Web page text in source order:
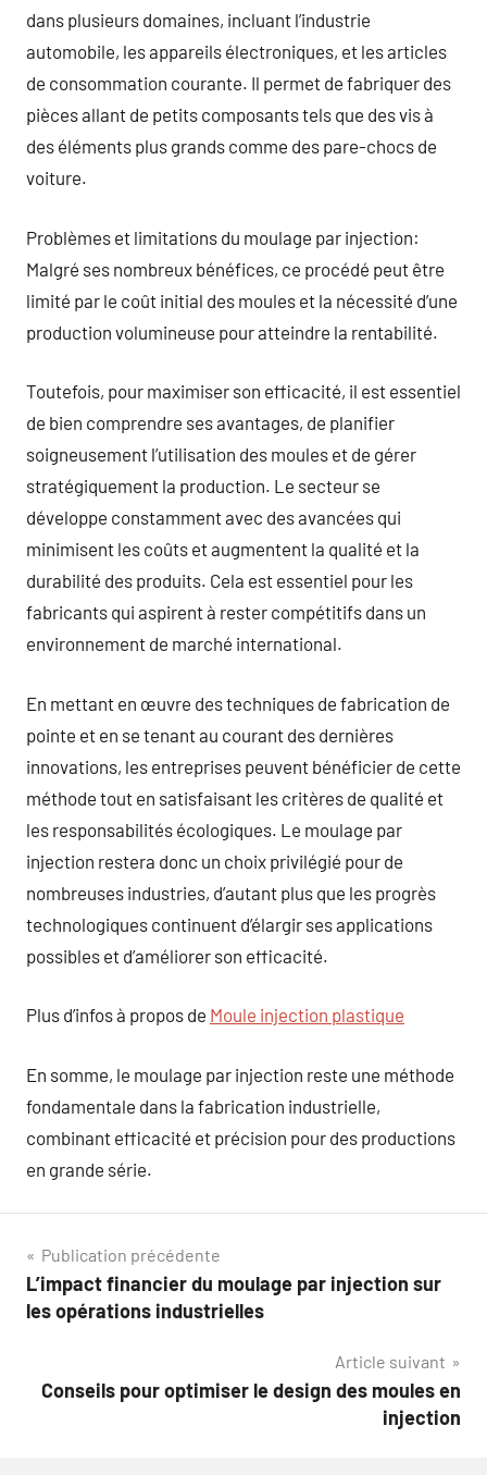
dans plusieurs domaines, incluant l’industrie
automobile, les appareils électroniques, et les articles
de consommation courante. Il permet de fabriquer des
pièces allant de petits composants tels que des vis à
des éléments plus grands comme des pare-chocs de
voiture.
Problèmes et limitations du moulage par injection:
Malgré ses nombreux bénéfices, ce procédé peut être
limité par le coût initial des moules et la nécessité d’une
production volumineuse pour atteindre la rentabilité.
Toutefois, pour maximiser son efficacité, il est essentiel
de bien comprendre ses avantages, de planifier
soigneusement l’utilisation des moules et de gérer
stratégiquement la production. Le secteur se
développe constamment avec des avancées qui
minimisent les coûts et augmentent la qualité et la
durabilité des produits. Cela est essentiel pour les
fabricants qui aspirent à rester compétitifs dans un
environnement de marché international.
En mettant en œuvre des techniques de fabrication de
pointe et en se tenant au courant des dernières
innovations, les entreprises peuvent bénéficier de cette
méthode tout en satisfaisant les critères de qualité et
les responsabilités écologiques. Le moulage par
injection restera donc un choix privilégié pour de
nombreuses industries, d’autant plus que les progrès
technologiques continuent d’élargir ses applications
possibles et d’améliorer son efficacité.
Plus d’infos à propos de Moule injection plastique
En somme, le moulage par injection reste une méthode
fondamentale dans la fabrication industrielle,
combinant efficacité et précision pour des productions
en grande série.
Navigation
de
Publication précédente
L’impact financier du moulage par injection sur
les opérations industrielles
Article suivant
Conseils pour optimiser le design des moules en
injection